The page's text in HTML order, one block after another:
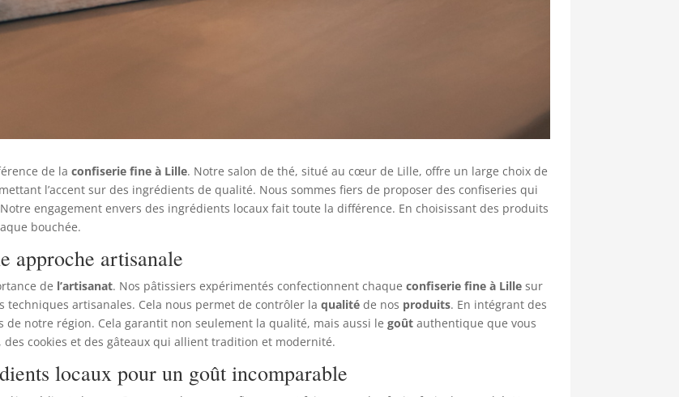
de laconfiserie fine à Lille. Notre salon de thé, situé au cœur de Lille, offre un large choix de
l’accent sur des ingrédients de qualité. Nous sommes fiers de proposer des confiseries qui
engagement envers des ingrédients locaux fait toute la différence. En choisissant des produits
bouchée.
approche artisanale
de l’artisanat. Nos pâtissiers expérimentés confectionnent chaqueconfiserie fine à Lille sur
techniques artisanales. Cela nous permet de contrôler laqualité de nos produits. En intégrant des
de notre région. Cela garantit non seulement la qualité, mais aussi legoût authentique que vous
cookies et des gâteaux qui allient tradition et modernité.
locaux pour un goût incomparable